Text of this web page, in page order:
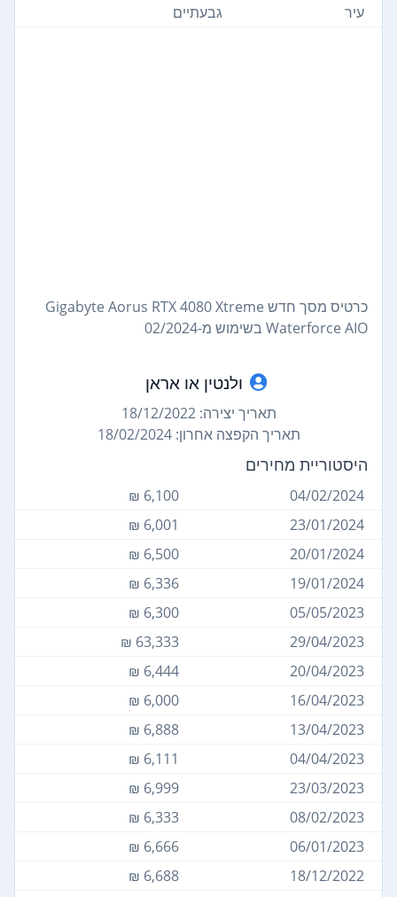
עיר
גבעתיים
כרטיס מסך חדש Gigabyte Aorus RTX 4080 Xtreme
Waterforce AIO בשימוש מ-02/2024
ולנטין או אראן
תאריך יצירה: 18/12/2022
תאריך הקפצה אחרון: 18/02/2024
היסטוריית מחירים
04/02/2024
6,100 ₪
23/01/2024
6,001 ₪
20/01/2024
6,500 ₪
19/01/2024
6,336 ₪
05/05/2023
6,300 ₪
29/04/2023
63,333 ₪
20/04/2023
6,444 ₪
16/04/2023
6,000 ₪
13/04/2023
6,888 ₪
04/04/2023
6,111 ₪
23/03/2023
6,999 ₪
08/02/2023
6,333 ₪
06/01/2023
6,666 ₪
18/12/2022
6,688 ₪